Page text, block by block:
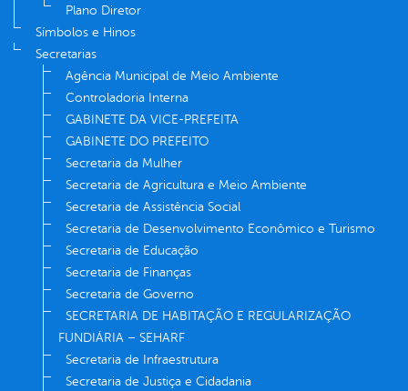
Plano Diretor
Símbolos e Hinos
Secretarias
Agência Municipal de Meio Ambiente
Controladoria Interna
GABINETE DA VICE-PREFEITA
GABINETE DO PREFEITO
Secretaria da Mulher
Secretaria de Agricultura e Meio Ambiente
Secretaria de Assistência Social
Secretaria de Desenvolvimento Econômico e Turismo
Secretaria de Educação
Secretaria de Finanças
Secretaria de Governo
SECRETARIA DE HABITAÇÃO E REGULARIZAÇÃO
FUNDIÁRIA – SEHARF
Secretaria de Infraestrutura
Secretaria de Justiça e Cidadania